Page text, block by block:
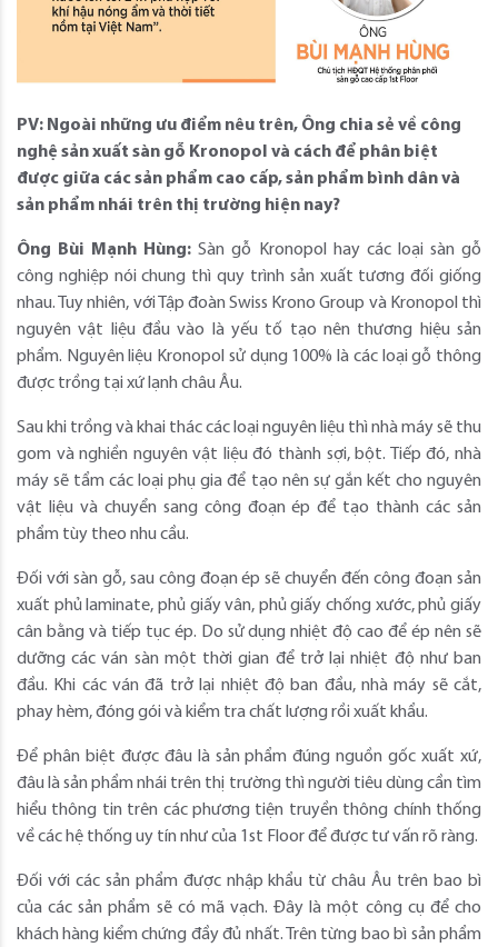
PV: Ngoài những ưu điểm nêu trên, Ông chia sẻ về công
nghệ sản xuất sàn gỗ Kronopol và cách để phân biệt
được giữa các sản phẩm cao cấp, sản phẩm bình dân và
sản phẩm nhái trên thị trường hiện nay?
Ông Bùi Mạnh Hùng: Sàn gỗ Kronopol hay các loại sàn gỗ
công nghiệp nói chung thì quy trình sản xuất tương đối giống
nhau. Tuy nhiên, với Tập đoàn Swiss Krono Group và Kronopol thì
nguyên vật liệu đầu vào là yếu tố tạo nên thương hiệu sản
phẩm. Nguyên liệu Kronopol sử dụng 100% là các loại gỗ thông
được trồng tại xứ lạnh châu Âu.
Sau khi trồng và khai thác các loại nguyên liệu thì nhà máy sẽ thu
gom và nghiền nguyên vật liệu đó thành sợi, bột. Tiếp đó, nhà
máy sẽ tẩm các loại phụ gia để tạo nên sự gắn kết cho nguyên
vật liệu và chuyển sang công đoạn ép để tạo thành các sản
phẩm tùy theo nhu cầu.
Đối với sàn gỗ, sau công đoạn ép sẽ chuyển đến công đoạn sản
xuất phủ laminate, phủ giấy vân, phủ giấy chống xước, phủ giấy
cân bằng và tiếp tục ép. Do sử dụng nhiệt độ cao để ép nên sẽ
dưỡng các ván sàn một thời gian để trở lại nhiệt độ như ban
đầu. Khi các ván đã trở lại nhiệt độ ban đầu, nhà máy sẽ cắt,
phay hèm, đóng gói và kiểm tra chất lượng rồi xuất khẩu.
Để phân biệt được đâu là sản phẩm đúng nguồn gốc xuất xứ,
đâu là sản phẩm nhái trên thị trường thì người tiêu dùng cần tìm
hiểu thông tin trên các phương tiện truyền thông chính thống
về các hệ thống uy tín như của 1st Floor để được tư vấn rõ ràng.
Đối với các sản phẩm được nhập khẩu từ châu Âu trên bao bì
của các sản phẩm sẽ có mã vạch. Đây là một công cụ để cho
khách hàng kiểm chứng đầy đủ nhất. Trên từng bao bì sản phẩm